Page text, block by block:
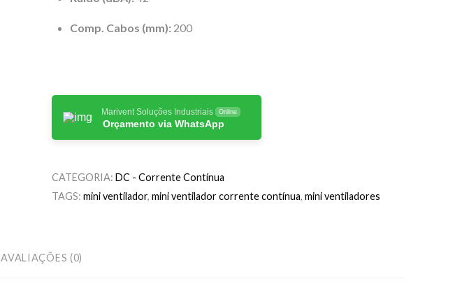
Comp. Cabos (mm): 200
Marivent Soluções Industriais Online
Orçamento via WhatsApp
CATEGORIA:DC - Corrente Contínua
TAGS:mini ventilador,mini ventilador corrente contínua,mini ventiladores
AVALIAÇÕES (0)